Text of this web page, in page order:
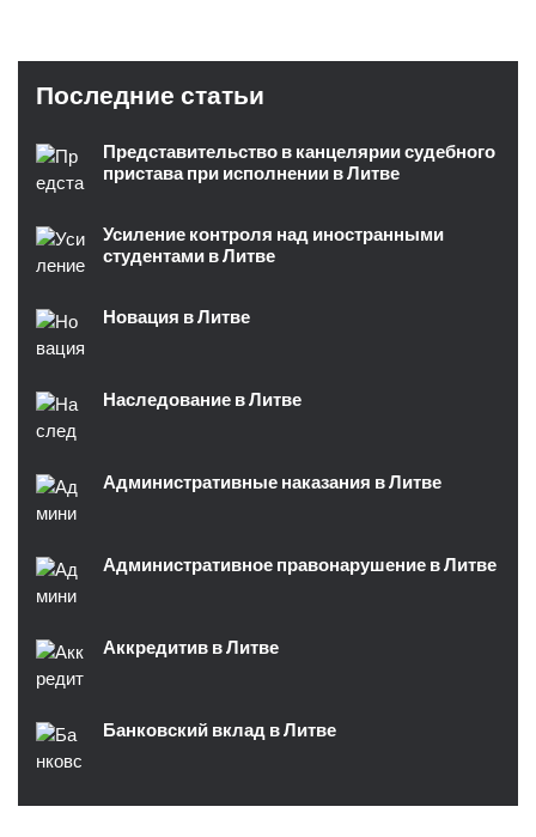
Последние статьи
Представительство в канцелярии судебного
пристава при исполнении в Литве
Усиление контроля над иностранными
студентами в Литве
Новация в Литве
Наследование в Литве
Административные наказания в Литве
Административное правонарушение в Литве
Аккредитив в Литве
Банковский вклад в Литве